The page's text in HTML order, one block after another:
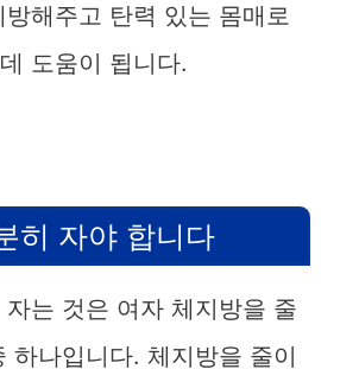
해주고 탄력 있는 몸매로
도움이 됩니다.
히 자야 합니다
는 것은 여자 체지방을 줄
하나입니다. 체지방을 줄이